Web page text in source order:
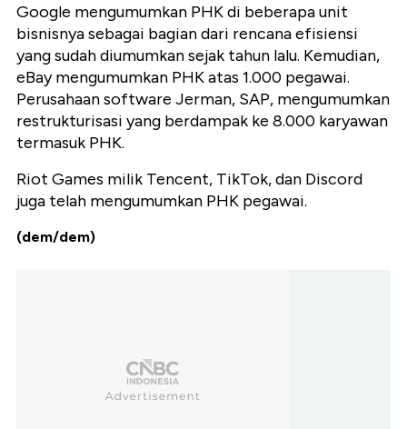
Google mengumumkan PHK di beberapa unit
bisnisnya sebagai bagian dari rencana efisiensi
yang sudah diumumkan sejak tahun lalu. Kemudian,
eBay mengumumkan PHK atas 1.000 pegawai.
Perusahaan software Jerman, SAP, mengumumkan
restrukturisasi yang berdampak ke 8.000 karyawan
termasuk PHK.
Riot Games milik Tencent, TikTok, dan Discord
juga telah mengumumkan PHK pegawai.
(dem/dem)